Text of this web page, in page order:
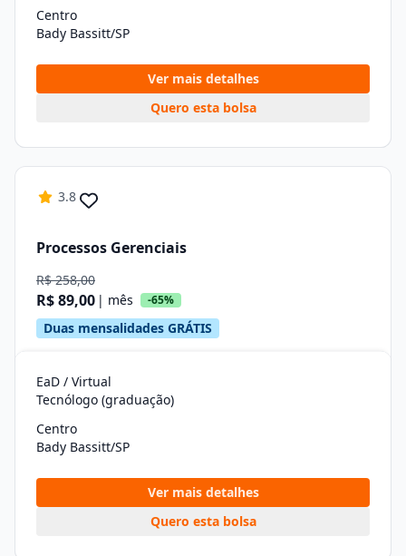
Centro
Bady Bassitt/SP
Ver mais detalhes
Quero esta bolsa
3.8
Processos Gerenciais
R$ 258,00
R$ 89,00 | mês -65%
Duas mensalidades GRÁTIS
EaD / Virtual
Tecnólogo (graduação)
Centro
Bady Bassitt/SP
Ver mais detalhes
Quero esta bolsa